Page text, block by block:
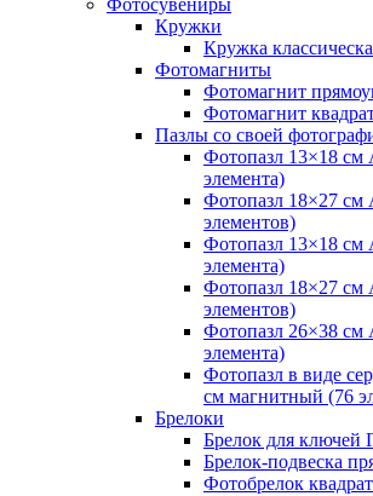
Кружки
Кружка
Фотомагниты
Фотомагнит
Фотомагнит
Пазлы со своей
Фотопазл 13×18 см
элемента)
Фотопазл 18×27 см
элементов)
Фотопазл 13×18
элемента)
Фотопазл 18×27
элементов)
Фотопазл 26×38
элемента)
Фотопазл в виде
см магнитный (76
Брелоки
Брелок для
Брелок-подвеска
Фотобрелок